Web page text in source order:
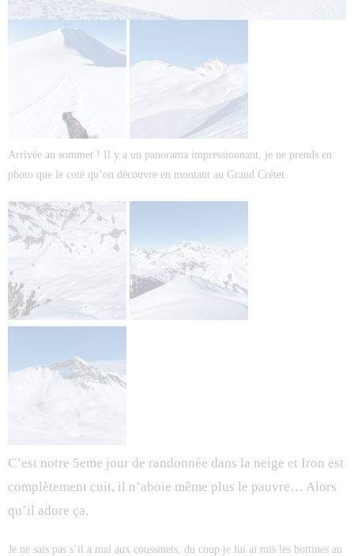
Arrivée au sommet ! Il y a un panorama impressionnant, je ne prends en
photo que le coté qu’on découvre en montant au Grand Crétet.
C’est notre 5eme jour de randonnée dans la neige et Iron est
complètement cuit, il n’aboie même plus le pauvre… Alors
qu’il adore ça.
Je ne sais pas s’il a mal aux coussinets, du coup je lui ai mis les bottines au